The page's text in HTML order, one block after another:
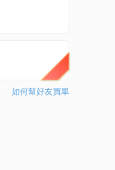
如何幫好友買單